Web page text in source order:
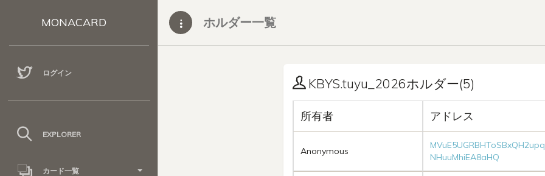
MONACARD
ログイン
EXPLORER
カード一覧
ホルダー一覧
KBYS.tuyu_2026ホルダー(5)
所有者 アドレス
Anonymous
MVuE5UGRBHToSBxQH2upq
NHuuMhiEA8aHQ